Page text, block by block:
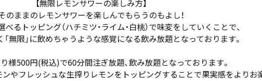
【無限レモンサワーの楽しみ方】
のままのレモンサワーを楽しんでもらうのもよし！
るトッピング（ハチミツ・ライム・白桃）で味変をしていくことで、
無限」に飲めちゃうような感覚になる飲み放題となっております。
様500円(税込)で60分間注ぎ放題、飲み放題となっております。
やフレッシュな生搾りレモンをトッピングすることで果実感をよりお